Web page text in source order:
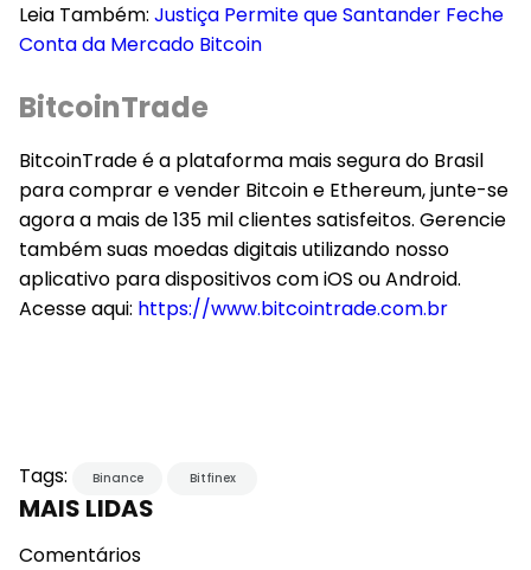
Leia Também: Justiça Permite que Santander Feche
Conta da Mercado Bitcoin
BitcoinTrade
BitcoinTrade é a plataforma mais segura do Brasil
para comprar e vender Bitcoin e Ethereum, junte-se
agora a mais de 135 mil clientes satisfeitos. Gerencie
também suas moedas digitais utilizando nosso
aplicativo para dispositivos com iOS ou Android.
Acesse aqui: https://www.bitcointrade.com.br
Tags: Binance Bitfinex
MAIS LIDAS
Comentários